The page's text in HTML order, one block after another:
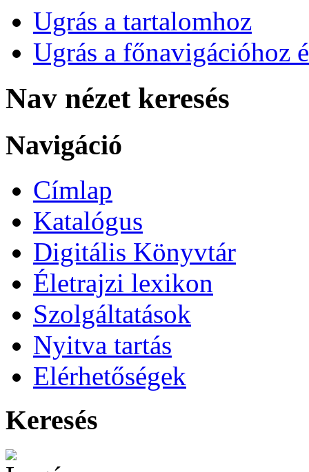
Ugrás a tartalomhoz
Ugrás a főnavigációhoz
Nav nézet keresés
Navigáció
Címlap
Katalógus
Digitális Könyvtár
Életrajzi lexikon
Szolgáltatások
Nyitva tartás
Elérhetőségek
Keresés